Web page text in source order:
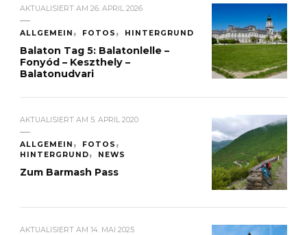
AKTUALISIERT AM 26. APRIL 2026
ALLGEMEIN FOTOS HINTERGRUND
Balaton Tag 5: Balatonlelle –
Fonyód – Keszthely –
Balatonudvari
AKTUALISIERT AM 5. APRIL 2020
ALLGEMEIN
FOTOS
HINTERGRUND
NEWS
Zum Barmash Pass
AKTUALISIERT AM 14. MAI 2025